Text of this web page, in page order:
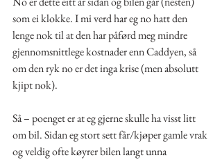
som ei klokke. I mi verd har eg no hatt den
lenge nok til at den har påførd meg mindre
gjennomsnittlege kostnader enn Caddyen, så
om den ryk no er det inga krise (men absolutt
kjipt nok).
Så – poenget er at eg gjerne skulle ha visst litt
om bil. Sidan eg stort sett får/kjøper gamle vrak
og veldig ofte køyrer bilen langt unna